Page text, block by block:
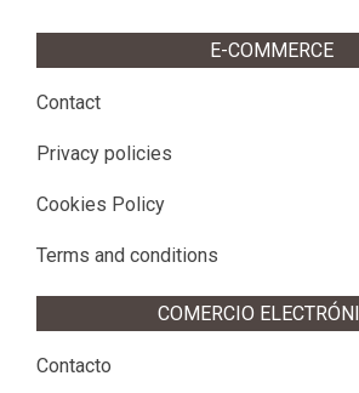
E-COMMERCE
Contact
Privacy policies
Cookies Policy
Terms and conditions
COMERCIO
Contacto